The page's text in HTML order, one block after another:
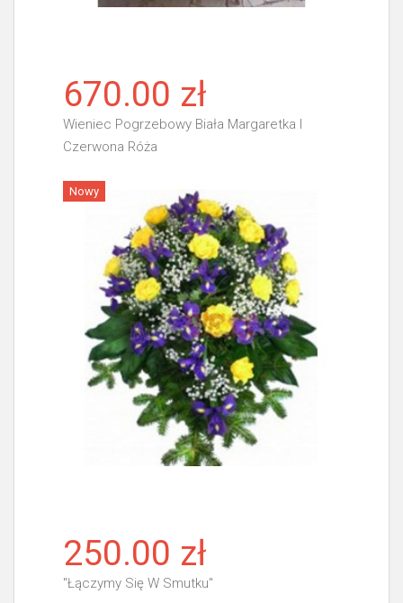
670.00 zł
Wieniec Pogrzebowy Biała Margaretka I
Czerwona Róża
Więcej
Nowy
250.00 zł
"Łączymy Się W Smutku"